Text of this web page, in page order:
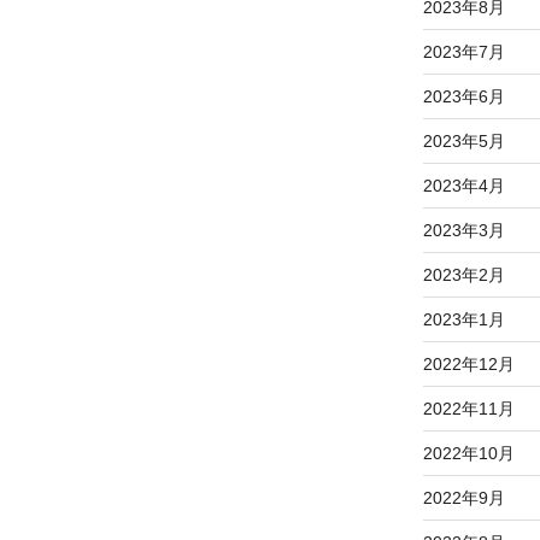
2023年8月
2023年7月
2023年6月
2023年5月
2023年4月
2023年3月
2023年2月
2023年1月
2022年12月
2022年11月
2022年10月
2022年9月